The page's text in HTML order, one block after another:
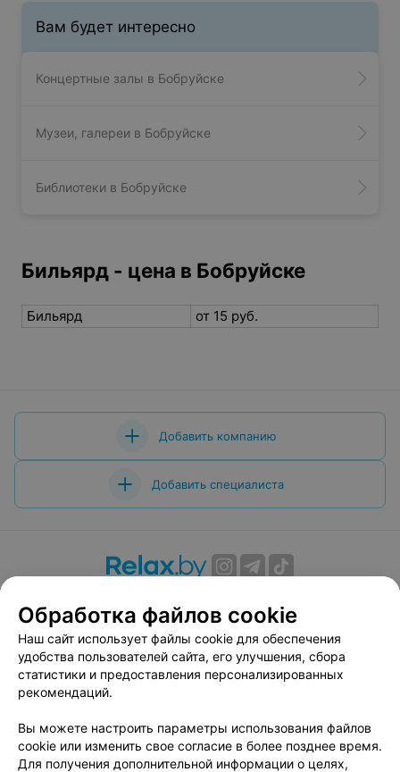
Вам будет интересно
Концертные залы в Бобруйске
Музеи, галереи в Бобруйске
Библиотеки в Бобруйске
Бильярд - цена в Бобруйске
Бильярд от 15 руб.
Добавить компанию
Добавить специалиста
Вакансии
Публичный договор
Способы оплаты
Публичный договор по использованию сервиса
«Афиша»
Пользовательское соглашение
Связаться по вопросам сотрудничества
Написать руководителю relax.by
Обработка файлов cookie
Наш сайт использует файлы cookie для обеспечения
удобства пользователей сайта, его улучшения, сбора
статистики и предоставления персонализированных
рекомендаций.
Вы можете настроить параметры использования файлов
cookie или изменить свое согласие в более позднее время.
Для получения дополнительной информации о целях,